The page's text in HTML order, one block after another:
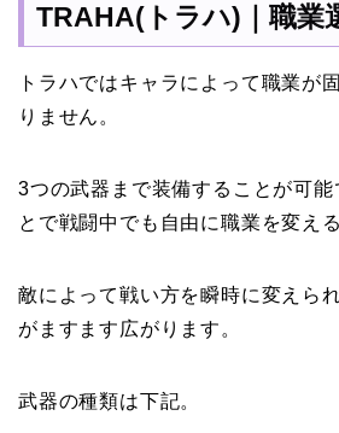
TRAHA(トラハ)｜職業
トラハではキャラによって職業が
りません。
3つの武器まで装備することが可能
とで戦闘中でも自由に職業を変え
敵によって戦い方を瞬時に変えら
がますます広がります。
武器の種類は下記。